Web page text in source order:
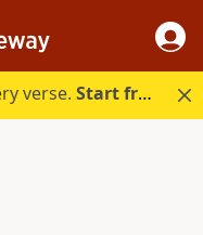
verse.Start free.